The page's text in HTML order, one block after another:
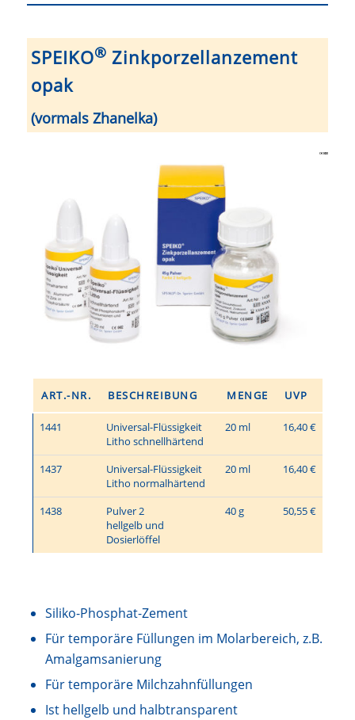
SPEIKO® Zinkporzellanzement
opak
(vormals Zhanelka)
ART.-NR. BESCHREIBUNG MENGE UVP
1441
Universal-Flüssigkeit
Litho schnellhärtend
20 ml 16,40 €
1437
Universal-Flüssigkeit
Litho normalhärtend
20 ml 16,40 €
1438
Pulver 2
hellgelb und
Dosierlöffel
40 g 50,55 €
Siliko-Phosphat-Zement
Für temporäre Füllungen im Molarbereich, z.B.
Amalgamsanierung
Für temporäre Milchzahnfüllungen
Ist hellgelb und halbtransparent